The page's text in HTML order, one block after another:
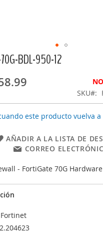
BDL-950-12
SKU
este producto vuelva a
AÑADIR A LA LISTA DE
CORREO
- FortiGate 70G
Fortinet
2.204623